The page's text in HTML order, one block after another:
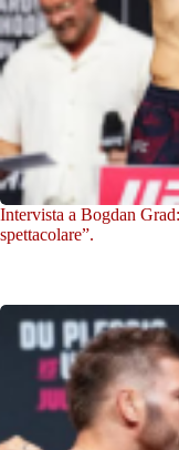
Intervista a Bogdan
spettacolare”.